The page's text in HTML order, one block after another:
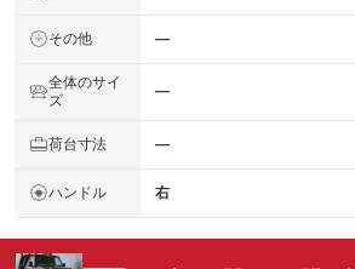
その他 ―
全体のサイ
ズ
―
荷台寸法 ―
ハンドル 右